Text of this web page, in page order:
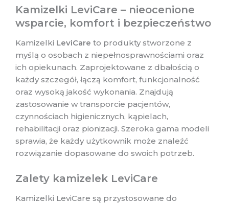
Kamizelki LeviCare – nieocenione
wsparcie, komfort i bezpieczeństwo
Kamizelki LeviCare to produkty stworzone z
myślą o osobach z niepełnosprawnościami oraz
ich opiekunach. Zaprojektowane z dbałością o
każdy szczegół, łączą komfort, funkcjonalność
oraz wysoką jakość wykonania. Znajdują
zastosowanie w transporcie pacjentów,
czynnościach higienicznych, kąpielach,
rehabilitacji oraz pionizacji. Szeroka gama modeli
sprawia, że każdy użytkownik może znaleźć
rozwiązanie dopasowane do swoich potrzeb.
Zalety kamizelek LeviCare
Kamizelki LeviCare są przystosowane do